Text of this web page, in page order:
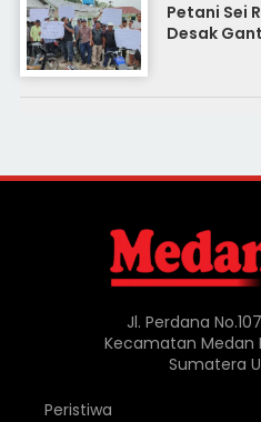
Petani Sei
Desak
Jl. Perdana
Kecamatan Medan
Sumatera
Peristiwa